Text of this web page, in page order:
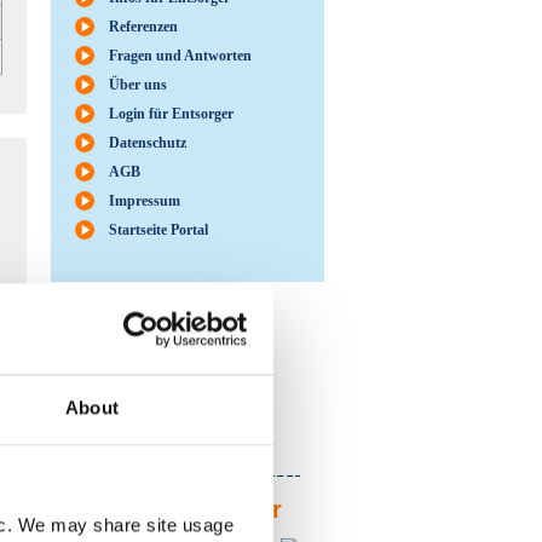
About
We may share site usage
Referenzen
Fragen und Antworten
Über uns
Login für Entsorger
Datenschutz
AGB
Impressum
Startseite Portal
Möchten Sie unser
System kennen
lernen?
Hier finden Sie unseren
Demo-Shop
Ihr Ansprechpartner